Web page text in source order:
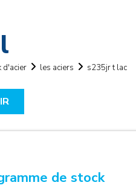
d'acier les aciers s235jr t lac
de stock